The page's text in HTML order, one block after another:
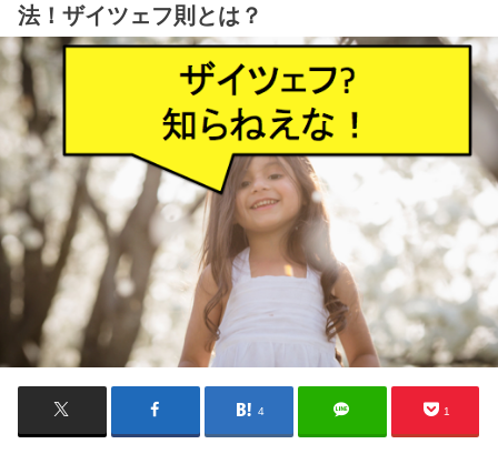
法！ザイツェフ則とは？
4 1